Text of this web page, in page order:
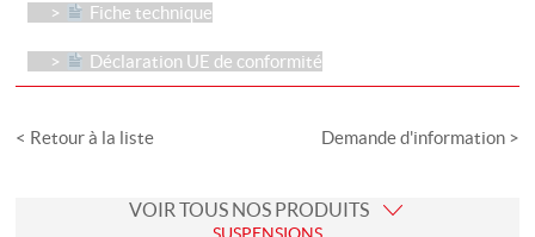
Fiche technique
Déclaration UE de conformité
< Retour à la liste Demande d'information >
VOIR TOUS NOS PRODUITS